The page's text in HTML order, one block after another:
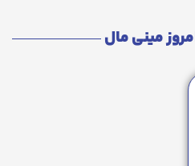
مینی مال